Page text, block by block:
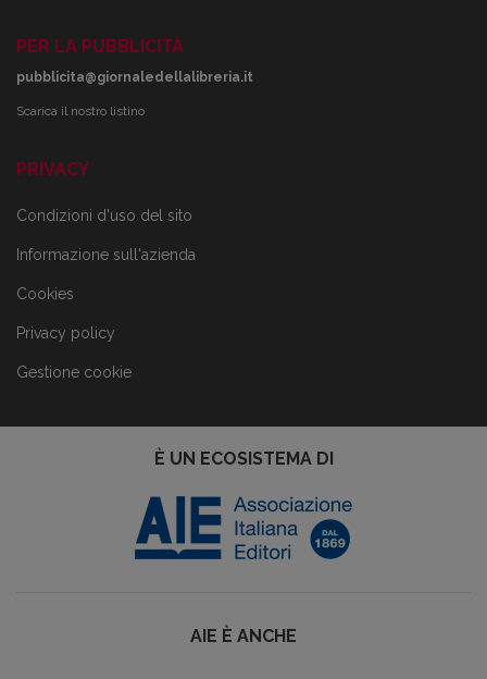
PER LA PUBBLICITÀ
pubblicita@giornaledellalibreria.it
Scarica il nostro listino
PRIVACY
Condizioni d'uso del sito
Informazione sull'azienda
Cookies
Privacy policy
Gestione cookie
È UN ECOSISTEMA DI
AIE È ANCHE